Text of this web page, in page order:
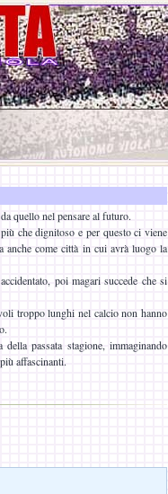
quello nel pensare al futuro.
che dignitoso e per questo ci viene
anche come città in cui avrà luogo la
poi magari succede che si
troppo lunghi nel calcio non hanno
passata stagione, immaginando
affascinanti.